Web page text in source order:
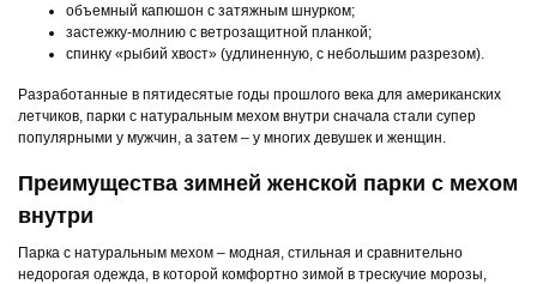
объемный капюшон с затяжным шнурком;
застежку-молнию с ветрозащитной планкой;
спинку «рыбий хвост» (удлиненную, с небольшим разрезом).
Разработанные в пятидесятые годы прошлого века для американских
летчиков, парки с натуральным мехом внутри сначала стали супер
популярными у мужчин, а затем – у многих девушек и женщин.
Преимущества зимней женской парки с мехом
внутри
Парка с натуральным мехом – модная, стильная и сравнительно
недорогая одежда, в которой комфортно зимой в трескучие морозы,